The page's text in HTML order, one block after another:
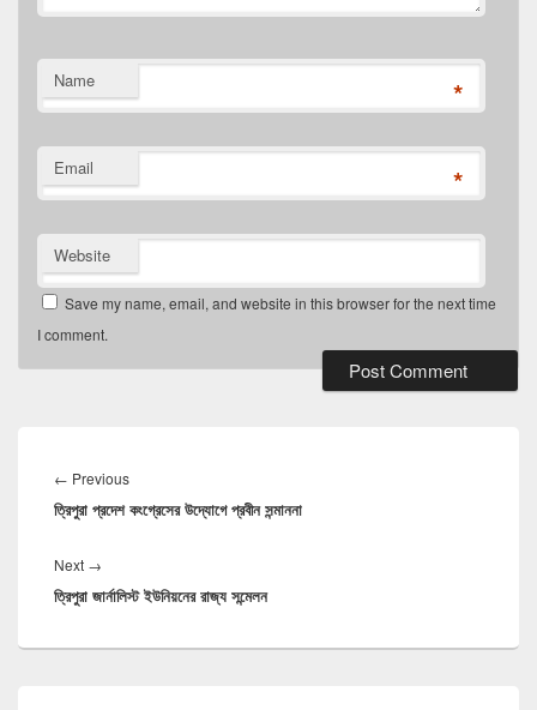
Name *
Email *
Website
Save my name, email, and website in this browser for the next time
I comment.
navigation
← PreviousPrevious
post:
ত্রিপুরা প্রদেশ কংগ্রেসের উদ্যোগে প্রবীন সন্মাননা
Next →
post:
ত্রিপুরা জার্নালিস্ট ইউনিয়নের রাজ্য সন্মেলন